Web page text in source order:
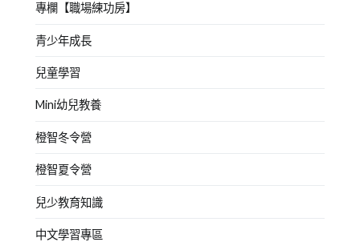
專欄【職場練功房】
青少年成長
兒童學習
Mini幼兒教養
橙智冬令營
橙智夏令營
兒少教育知識
中文學習專區